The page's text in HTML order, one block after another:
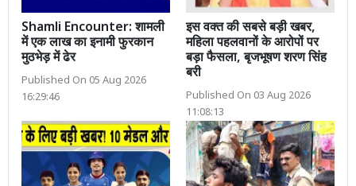
Shamli Encounter: शामली
में एक लाख का इनामी फुरकान
मुठभेड़ में ढेर
Published On 05 Aug 2026
16:29:46
इस वक्त की सबसे बड़ी खबर,
महिला पहलवानों के आरोपों पर
बड़ा फैसला, बृजभूषण शरण सिंह
बरी
Published On 03 Aug 2026
11:08:13